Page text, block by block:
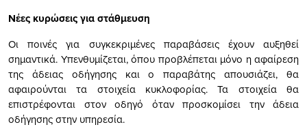
Νέες κυρώσεις για στάθμευση
Οι ποινές για συγκεκριμένες παραβάσεις έχουν αυξηθεί
σημαντικά. Υπενθυμίζεται, όπου προβλέπεται μόνο η αφαίρεση
της άδειας οδήγησης και ο παραβάτης απουσιάζει, θα
αφαιρούνται τα στοιχεία κυκλοφορίας. Τα στοιχεία θα
επιστρέφονται στον οδηγό όταν προσκομίσει την άδεια
οδήγησης στην υπηρεσία.